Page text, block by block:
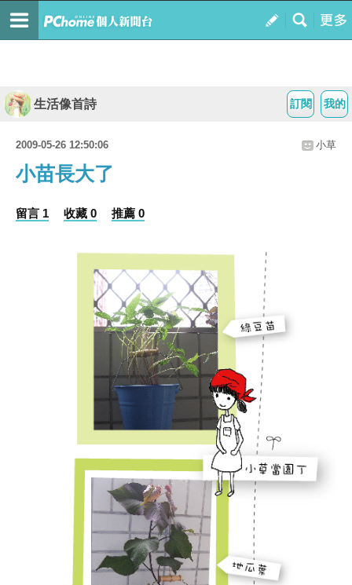
我的
訂閱
生活像首詩
2009-05-26 12:50:06 小草
小苗長大了
留言 1 收藏 0 推薦 0